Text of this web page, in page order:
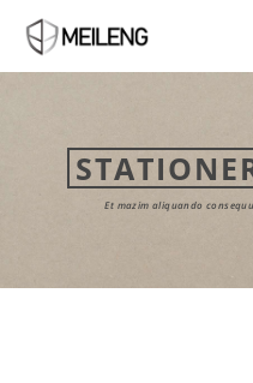
Et mazim aliquando